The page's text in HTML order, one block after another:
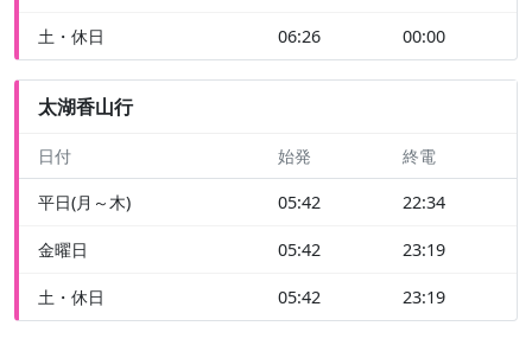
土・休日 06:26 00:00
太湖香山行
日付 始発 終電
平日(月～木) 05:42 22:34
金曜日 05:42 23:19
土・休日 05:42 23:19